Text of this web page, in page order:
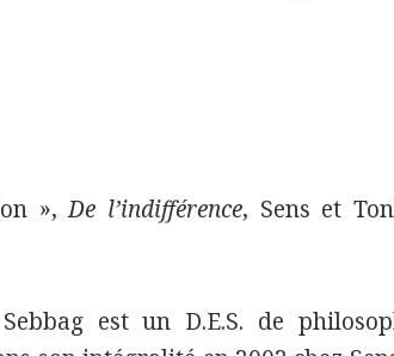
»,De l’indifférence, Sens et
est un D.E.S. de